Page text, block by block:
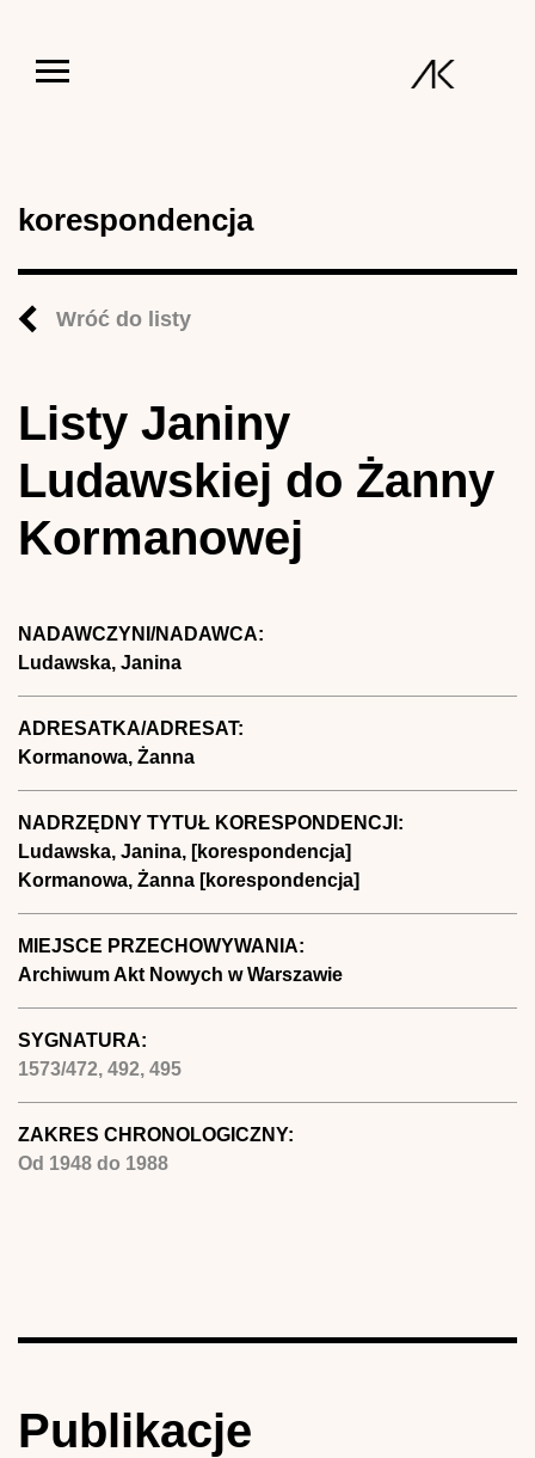
korespondencja
Wróć do listy
Listy Janiny
Ludawskiej do Żanny
Kormanowej
NADAWCZYNI/NADAWCA:
Ludawska, Janina
ADRESATKA/ADRESAT:
Kormanowa, Żanna
NADRZĘDNY TYTUŁ KORESPONDENCJI:
Ludawska, Janina, [korespondencja]
Kormanowa, Żanna [korespondencja]
MIEJSCE PRZECHOWYWANIA:
Archiwum Akt Nowych w Warszawie
SYGNATURA:
1573/472, 492, 495
ZAKRES CHRONOLOGICZNY:
Od 1948 do 1988
Publikacje